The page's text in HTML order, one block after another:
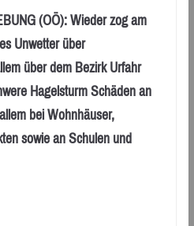
(OÖ): Wieder zog am
Unwetter über
über dem Bezirk Urfahr
Hagelsturm Schäden an
bei Wohnhäuser,
sowie an Schulen und